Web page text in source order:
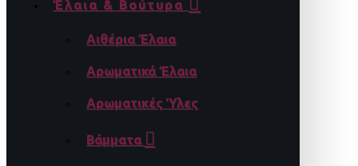
Έλαια & Βούτυρα
Αιθέρια Έλαια
Αρωματικά Έλαια
Αρωματικές Ύλες
Βάμματα